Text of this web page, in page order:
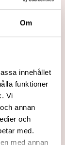
Om
innehållet
funktioner
Vi
annan
och
med.
med annan
2019-10-24